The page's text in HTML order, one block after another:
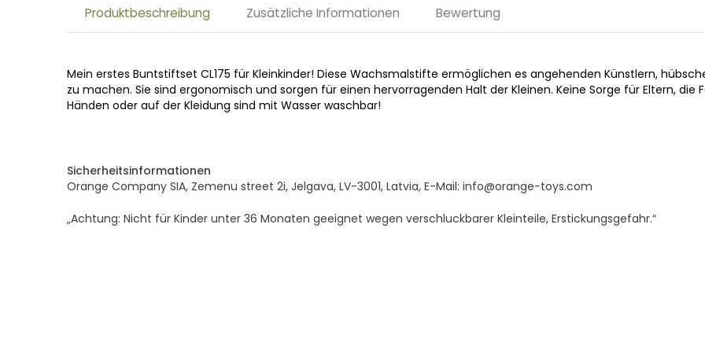
Produktbeschreibung Zusätzliche Informationen Bewertung
Mein erstes Buntstiftset CL175 für Kleinkinder! Diese Wachsmalstifte ermöglichen es angehenden Künstlern,
zu machen. Sie sind ergonomisch und sorgen für einen hervorragenden Halt der Kleinen. Keine Sorge für Eltern, die
Händen oder auf der Kleidung sind mit Wasser waschbar!
Sicherheitsinformationen
Orange Company SIA, Zemenu street 2i, Jelgava, LV-3001, Latvia, E-Mail: info@orange-toys.com
„Achtung: Nicht für Kinder unter 36 Monaten geeignet wegen verschluckbarer Kleinteile, Erstickungsgefahr.“